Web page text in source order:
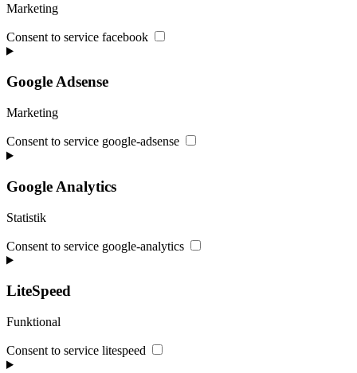
Marketing
Consent to service facebook
Google Adsense
Marketing
Consent to service google-adsense
Google Analytics
Statistik
Consent to service google-analytics
LiteSpeed
Funktional
Consent to service litespeed